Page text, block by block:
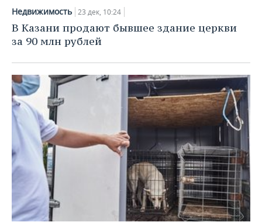
Недвижимость 23 дек, 10:24
В Казани продают бывшее здание церкви
за 90 млн рублей